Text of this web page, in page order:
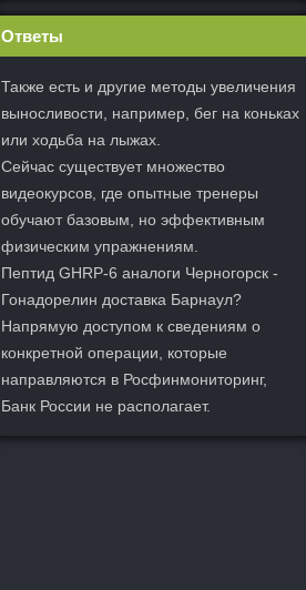
Ответы
Также есть и другие методы увеличения
выносливости, например, бег на коньках
или ходьба на лыжах.
Сейчас существует множество
видеокурсов, где опытные тренеры
обучают базовым, но эффективным
физическим упражнениям.
Пептид GHRP-6 аналоги Черногорск -
Гонадорелин доставка Барнаул?
Напрямую доступом к сведениям о
конкретной операции, которые
направляются в Росфинмониторинг,
Банк России не располагает.